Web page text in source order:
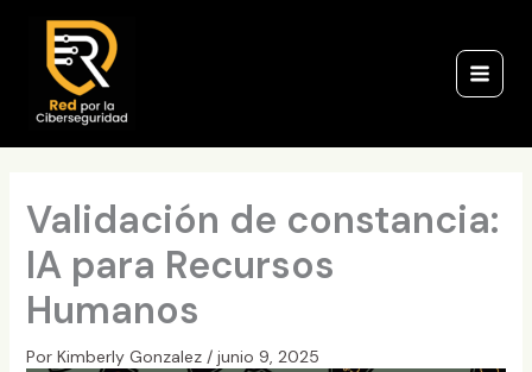
contenido
Validación de constancia:
IA para Recursos
Humanos
Por Kimberly Gonzalez / junio 9, 2025